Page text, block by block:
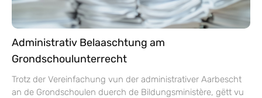
Administrativ Belaaschtung am
Grondschoulunterrecht
Trotz der Vereinfachung vun der administrativer Aarbescht
an de Grondschoulen duerch de Bildungsministère, gëtt vu